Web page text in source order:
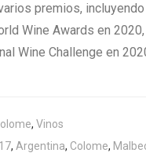
premios,
Wine Awards en
Wine Challenge en
, Vinos
, Argentina, Colome,